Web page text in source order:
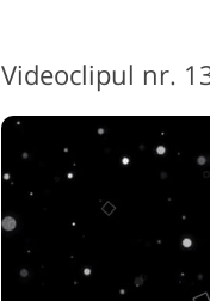
Videoclipul nr.